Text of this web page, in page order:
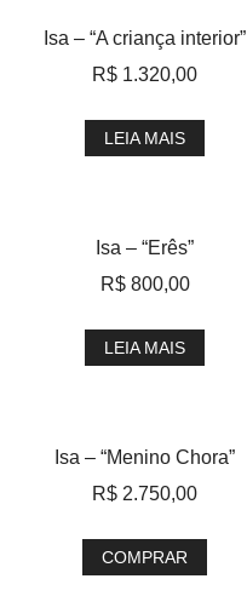
Isa – “A criança interior”
R$ 1.320,00
LEIA MAIS
Isa – “Erês”
R$800,00
LEIA MAIS
Isa – “Menino Chora”
R$ 2.750,00
COMPRAR